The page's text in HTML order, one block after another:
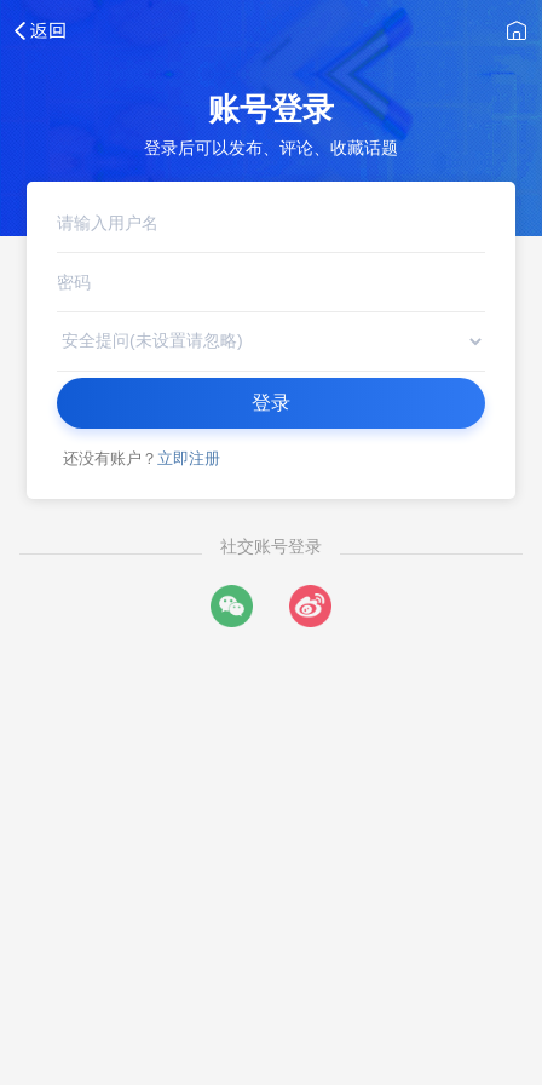
账号登录
登录后可以发布、评论、收藏话题
登录
还没有账户？ 立即注册
社交账号登录